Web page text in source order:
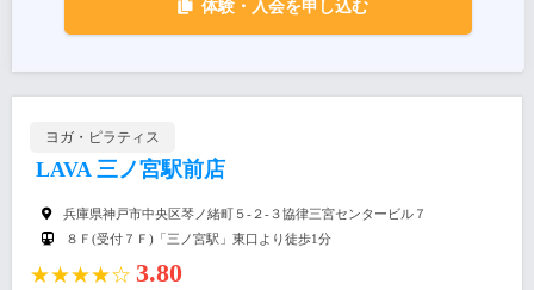
体験・入会を申し込む
ヨガ・ピラティス
LAVA 三ノ宮駅前店
兵庫県神戸市中央区琴ノ緒町５-２-３協律三宮センタービル７
８Ｆ(受付７Ｆ)「三ノ宮駅」東口より徒歩1分
★★★★☆ 3.80